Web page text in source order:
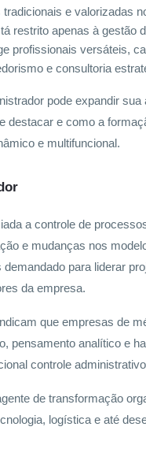
e valorizadas
restrito apenas à gestão
profissionais versáteis,
e consultoria
pode expandir
destacar e como a
e multifuncional.
a controle de
e mudanças nos
para liderar
da empresa.
que empresas de
pensamento analítico e
controle
de transformação
logística e até